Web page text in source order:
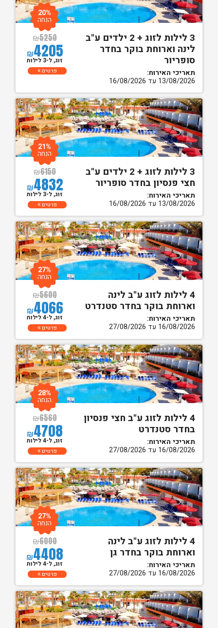
3 לילות לזוג + 2 ילדים ע"ב
לינה וארוחת בוקר בחדר
סופריור
תאריכי האירוח:
13/08/2026 עד 16/08/2026
₪5250
₪4205
20%
הנחה
זוג, ל-3 לילות
פרטים
3 לילות לזוג + 2 ילדים ע"ב
חצי פנסיון בחדר סופריור
תאריכי האירוח:
13/08/2026 עד 16/08/2026
₪6150
₪4832
21%
הנחה
זוג, ל-3 לילות
פרטים
4 לילות לזוג ע"ב לינה
וארוחת בוקר בחדר סטנדרט
תאריכי האירוח:
16/08/2026 עד 27/08/2026
₪5600
₪4066
27%
הנחה
זוג, ל-4 לילות
פרטים
4 לילות לזוג ע"ב חצי פנסיון
בחדר סטנדרט
תאריכי האירוח:
16/08/2026 עד 27/08/2026
₪6560
₪4708
28%
הנחה
זוג, ל-4 לילות
פרטים
4 לילות לזוג ע"ב לינה
וארוחת בוקר בחדר גן
תאריכי האירוח:
16/08/2026 עד 27/08/2026
₪6000
₪4408
27%
הנחה
זוג, ל-4 לילות
פרטים